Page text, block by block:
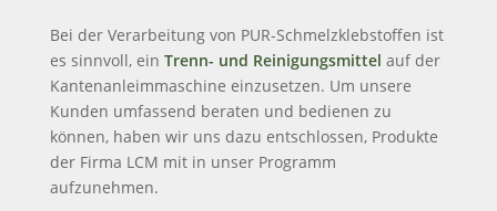
Bei der Verarbeitung von PUR-Schmelzklebstoffen ist
es sinnvoll, ein Trenn- und Reinigungsmittel auf der
Kantenanleimmaschine einzusetzen. Um unsere
Kunden umfassend beraten und bedienen zu
können, haben wir uns dazu entschlossen, Produkte
der Firma LCM mit in unser Programm
aufzunehmen.